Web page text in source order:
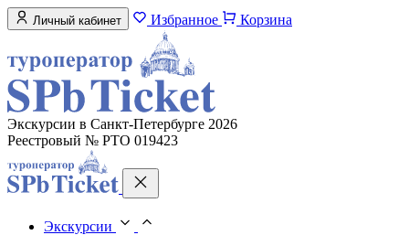
Личный кабинет Избранное Корзина
Экскурсии в Санкт-Петербурге 2026
Реестровый № РТО 019423
Экскурсии